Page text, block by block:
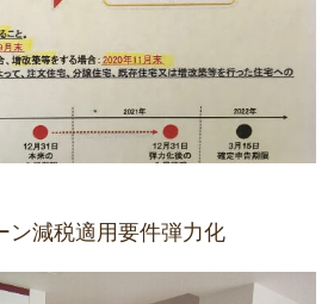
ン減税適用要件弾力化